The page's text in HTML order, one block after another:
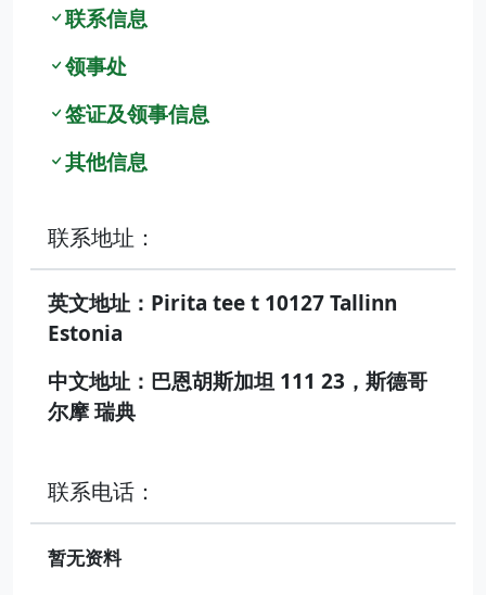
联系信息
领事处
签证及领事信息
其他信息
联系地址：
英文地址：Pirita tee t 10127 Tallinn
Estonia
中文地址：巴恩胡斯加坦 111 23，斯德哥
尔摩 瑞典
联系电话：
暂无资料